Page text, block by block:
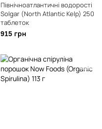
Північноатлантичні водорості
Solgar (North Atlantic Kelp) 250
таблеток
915 грн